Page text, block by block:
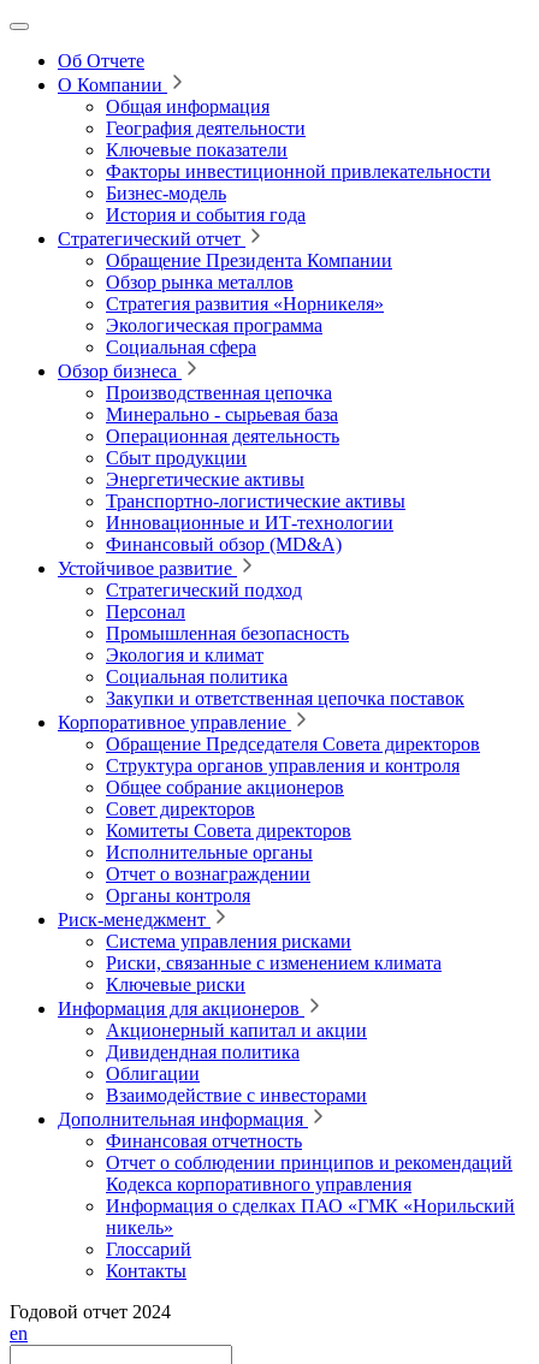
Об Отчете
О Компании
Общая информация
География деятельности
Ключевые показатели
Факторы инвестиционной привлекательности
Бизнес-модель
История и события года
Стратегический отчет
Обращение Президента Компании
Обзор рынка металлов
Стратегия развития «Норникеля»
Экологическая программа
Социальная сфера
Обзор бизнеса
Производственная цепочка
Минерально ‑ сырьевая база
Операционная деятельность
Сбыт продукции
Энергетические активы
Транспортно-логистические активы
Инновационные и ИТ‑технологии
Финансовый обзор (MD&A)
Устойчивое развитие
Стратегический подход
Персонал
Промышленная безопасность
Экология и климат
Социальная политика
Закупки и ответственная цепочка поставок
Корпоративное управление
Обращение Председателя Совета директоров
Структура органов управления и контроля
Общее собрание акционеров
Совет директоров
Комитеты Совета директоров
Исполнительные органы
Отчет о вознаграждении
Органы контроля
Риск-менеджмент
Система управления рисками
Риски, связанные с изменением климата
Ключевые риски
Информация для акционеров
Акционерный капитал и акции
Дивидендная политика
Облигации
Взаимодействие с инвесторами
Дополнительная информация
Финансовая отчетность
Отчет о соблюдении принципов и рекомендаций
Кодекса корпоративного управления
Информация о сделках ПАО «ГМК «Норильский
никель»
Глоссарий
Контакты
Годовой отчет 2024
en